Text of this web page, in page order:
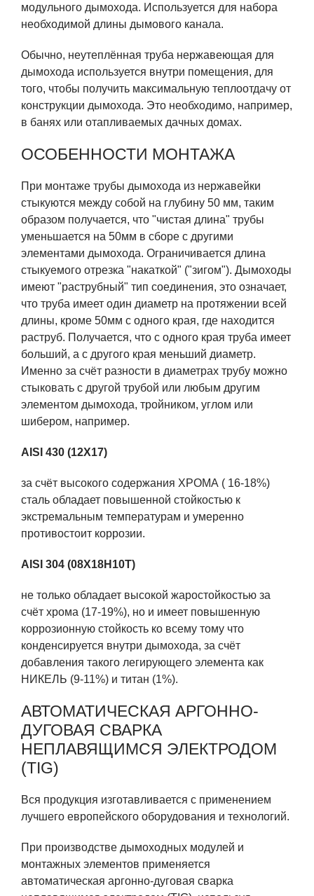
модульного дымохода. Используется для набора
необходимой длины дымового канала.
Обычно, неутеплённая труба нержавеющая для
дымохода используется внутри помещения, для
того, чтобы получить максимальную теплоотдачу от
конструкции дымохода. Это необходимо, например,
в банях или отапливаемых дачных домах.
ОСОБЕННОСТИ МОНТАЖА
При монтаже трубы дымохода из нержавейки
стыкуются между собой на глубину 50 мм, таким
образом получается, что "чистая длина" трубы
уменьшается на 50мм в сборе с другими
элементами дымохода. Ограничивается длина
стыкуемого отрезка "накаткой" ("зигом"). Дымоходы
имеют "раструбный" тип соединения, это означает,
что труба имеет один диаметр на протяжении всей
длины, кроме 50мм с одного края, где находится
раструб. Получается, что с одного края труба имеет
больший, а с другого края меньший диаметр.
Именно за счёт разности в диаметрах трубу можно
стыковать с другой трубой или любым другим
элементом дымохода, тройником, углом или
шибером, например.
AISI 430 (12Х17)
за счёт высокого содержания ХРОМА ( 16-18%)
сталь обладает повышенной стойкостью к
экстремальным температурам и умеренно
противостоит коррозии.
AISI 304 (08Х18Н10Т)
не только обладает высокой жаростойкостью за
счёт хрома (17-19%), но и имеет повышенную
коррозионную стойкость ко всему тому что
конденсируется внутри дымохода, за счёт
добавления такого легирующего элемента как
НИКЕЛЬ (9-11%) и титан (1%).
АВТОМАТИЧЕСКАЯ АРГОННО-
ДУГОВАЯ СВАРКА
НЕПЛАВЯЩИМСЯ ЭЛЕКТРОДОМ
(TIG)
Вся продукция изготавливается с применением
лучшего европейского оборудования и технологий.
При производстве дымоходных модулей и
монтажных элементов применяется
автоматическая аргонно-дуговая сварка